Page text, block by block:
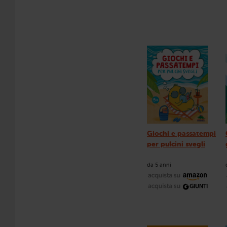
Giochi e passatempi
per pulcini svegli
da 5 anni